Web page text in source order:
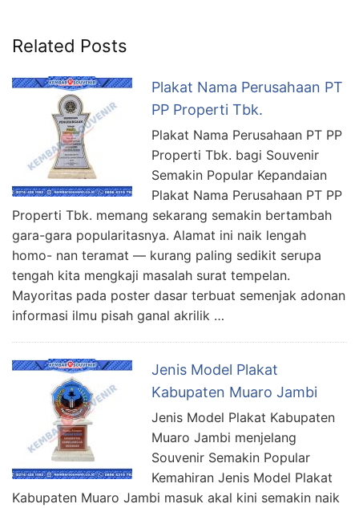
Related Posts
Plakat Nama Perusahaan PT
PP Properti Tbk.
Plakat Nama Perusahaan PT PP
Properti Tbk. bagi Souvenir
Semakin Popular Kepandaian
Plakat Nama Perusahaan PT PP
Properti Tbk. memang sekarang semakin bertambah
gara-gara popularitasnya. Alamat ini naik lengah
homo- nan teramat — kurang paling sedikit serupa
tengah kita mengkaji masalah surat tempelan.
Mayoritas pada poster dasar terbuat semenjak adonan
informasi ilmu pisah ganal akrilik …
Jenis Model Plakat
Kabupaten Muaro Jambi
Jenis Model Plakat Kabupaten
Muaro Jambi menjelang
Souvenir Semakin Popular
Kemahiran Jenis Model Plakat
Kabupaten Muaro Jambi masuk akal kini semakin naik